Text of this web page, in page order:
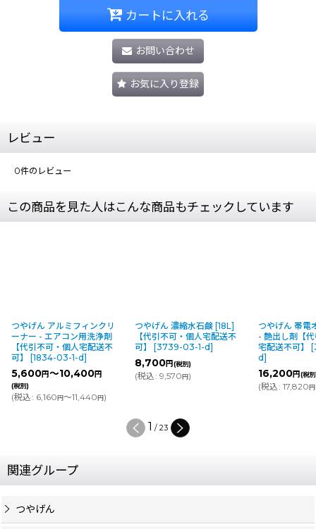
カートに入れる
お問い合わせ
お気に入り登録
レビュー
0件のレビュー
この商品を見た人はこんな商品もチェックしています
つやげん アルミフィンクリ
ーナー - エアコン用洗浄剤
【代引不可・個人宅配送不
可】
[1834-03-1-d]
5,600円～10,400円
(税別)
(税込: 6,160円～11,440円)
つやげん 濃縮水石鹸 [18L]
【代引不可・個人宅配送不
可】
[3739-03-1-d]
8,700円(税別)
(税込: 9,570円)
つやげん 帯電
- 艶出し剤【
宅配送不可】
[
d]
16,200円(税
(税込: 17,820円
1 / 23
関連グループ
つやげん